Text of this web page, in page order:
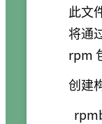
此文
将通
rpm
创建